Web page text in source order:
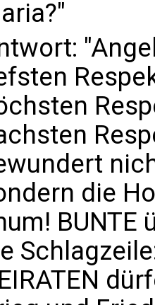
die
BUNTE